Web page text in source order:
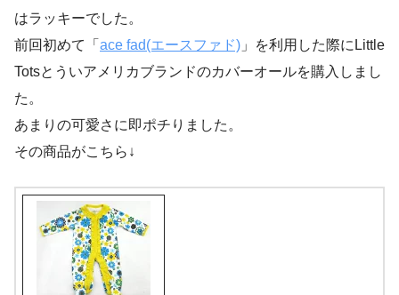
はラッキーでした。
前回初めて「 ace fad(エースファド) 」を利用した際にLittle
Totsとういアメリカブランドのカバーオールを購入しまし
た。
あまりの可愛さに即ポチりました。
その商品がこちら↓